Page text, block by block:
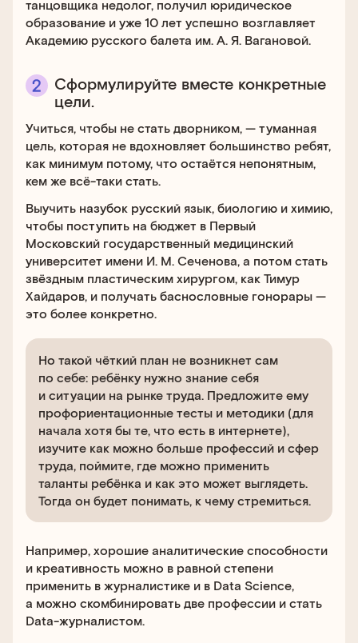
танцовщика недолог, получил юридическое
образование и уже 10 лет успешно возглавляет
Академию русского балета им. А. Я. Вагановой.
Сформулируйте вместе конкретные
цели.
Учиться, чтобы не стать дворником, — туманная
цель, которая не вдохновляет большинство ребят,
как минимум потому, что остаётся непонятным,
кем же всё-таки стать.
Выучить назубок русский язык, биологию и химию,
чтобы поступить на бюджет в Первый
Московский государственный медицинский
университет имени И. М. Сеченова, а потом стать
звёздным пластическим хирургом, как Тимур
Хайдаров, и получать баснословные гонорары —
это более конкретно.
Но такой чёткий план не возникнет сам
по себе: ребёнку нужно знание себя
и ситуации на рынке труда. Предложите ему
профориентационные тесты и методики (для
начала хотя бы те, что есть в интернете),
изучите как можно больше профессий и сфер
труда, поймите, где можно применить
таланты ребёнка и как это может выглядеть.
Тогда он будет понимать, к чему стремиться.
Например, хорошие аналитические способности
и креативность можно в равной степени
применить в журналистике и в Data Science,
а можно скомбинировать две профессии и стать
Data-журналистом.